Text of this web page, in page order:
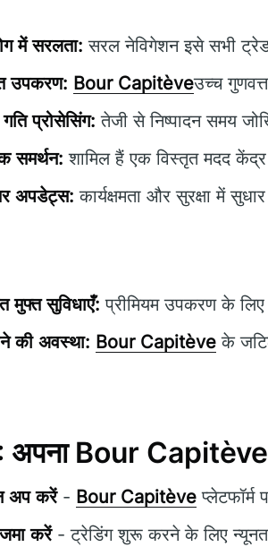
में सरलता: सरल नेविगेशन इसे सभी
उपकरण: Bour Capitèveउच्च
प्रोसेसिंग: तेजी से निष्पादन समय
समर्थन: शामिल हैं एक विस्तृत मदद
अपडेट्स: कार्यक्षमता और सुरक्षा में
मुफ्त सुविधाएँ: प्रीमियम उपकरण के
की अवस्था: Bour Capitève के
अपना Bour
अप करें- Bour Capitève
करें- ट्रेडिंग शुरू करने के लिए